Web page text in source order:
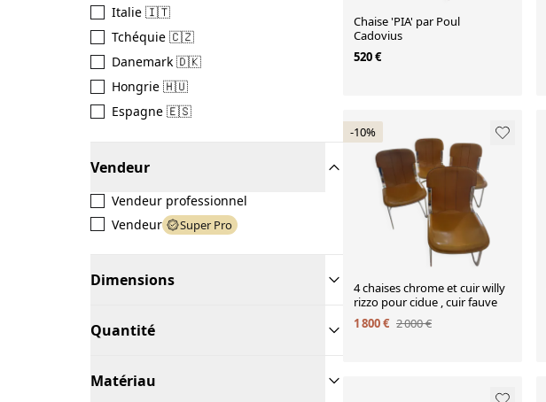
Italie 🇮🇹
Tchéquie 🇨🇿
Danemark 🇩🇰
Hongrie 🇭🇺
Espagne 🇪🇸
Vendeur
Vendeur professionnel
Vendeur
Super Pro
Dimensions
Quantité
Matériau
Chaise 'PIA' par Poul
Cadovius
520 €
-10%
4 chaises chrome et cuir willy
rizzo pour cidue , cuir fauve
1 800 € 2 000 €